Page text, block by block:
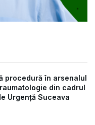
procedură în arsenalul
din cadrul
Urgență Suceava